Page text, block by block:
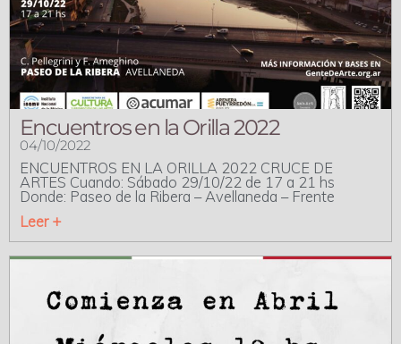
Encuentros en la Orilla 2022
04/10/2022
ENCUENTROS EN LA ORILLA 2022 CRUCE DE
ARTES Cuando: Sábado 29/10/22 de 17 a 21 hs
Donde: Paseo de la Ribera – Avellaneda – Frente
Leer +